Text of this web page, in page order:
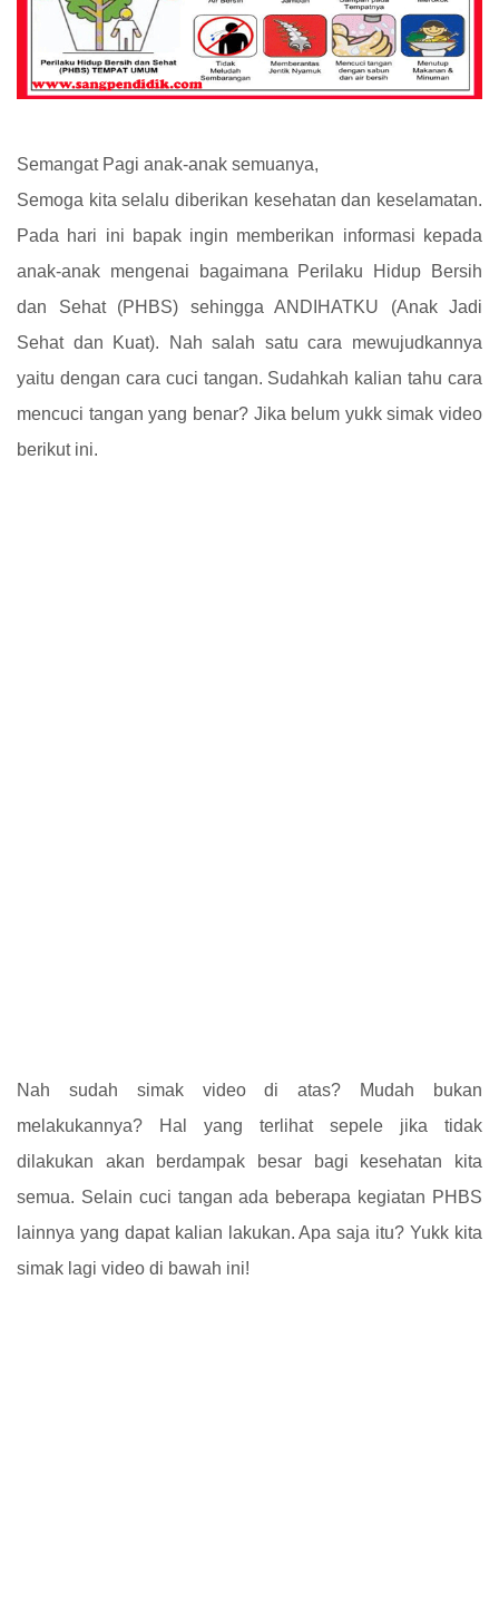
Semangat Pagi anak-anak semuanya,
Semoga kita selalu diberikan kesehatan dan keselamatan.
Pada hari ini bapak ingin memberikan informasi kepada
anak-anak mengenai bagaimana Perilaku Hidup Bersih
dan Sehat (PHBS) sehingga ANDIHATKU (Anak Jadi
Sehat dan Kuat). Nah salah satu cara mewujudkannya
yaitu dengan cara cuci tangan. Sudahkah kalian tahu cara
mencuci tangan yang benar? Jika belum yukk simak video
berikut ini.
Nah sudah simak video di atas? Mudah bukan
melakukannya? Hal yang terlihat sepele jika tidak
dilakukan akan berdampak besar bagi kesehatan kita
semua. Selain cuci tangan ada beberapa kegiatan PHBS
lainnya yang dapat kalian lakukan. Apa saja itu? Yukk kita
simak lagi video di bawah ini!